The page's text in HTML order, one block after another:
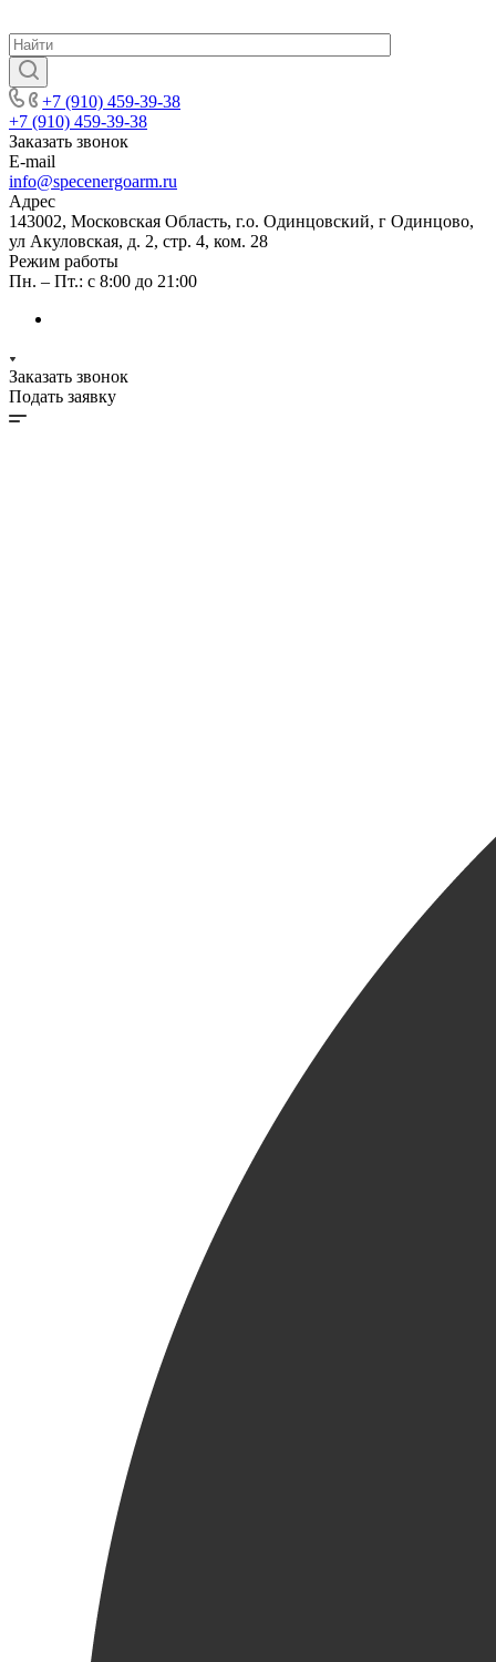
+7 (910) 459-39-38
+7 (910) 459-39-38
Заказать звонок
E-mail
info@specenergoarm.ru
Адрес
143002, Московская Область, г.о. Одинцовский, г Одинцово,
ул Акуловская, д. 2, стр. 4, ком. 28
Режим работы
Пн. – Пт.: с 8:00 до 21:00
Заказать звонок
Подать заявку